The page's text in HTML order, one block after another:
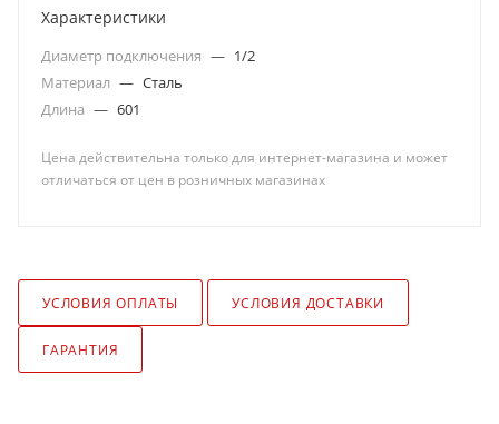
Характеристики
Диаметр подключения — 1/2
Материал — Сталь
Длина — 601
Цена действительна только для интернет-магазина и может
отличаться от цен в розничных магазинах
УСЛОВИЯ ОПЛАТЫ УСЛОВИЯ ДОСТАВКИ
ГАРАНТИЯ